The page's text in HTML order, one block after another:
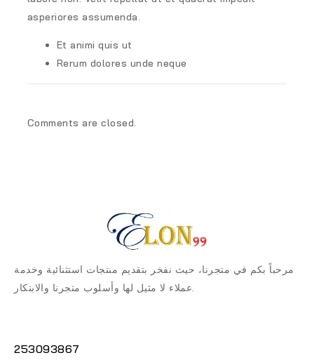
asperiores assumenda.
Et animi quis ut
Rerum dolores unde neque
Comments are closed.
مرحباً بكم في متجرنا، حيث نفخر بتقديم منتجات استثنائية وخدمة
عملاء لا مثيل لها وأسلوب متجرنا والابتكار.
253093867